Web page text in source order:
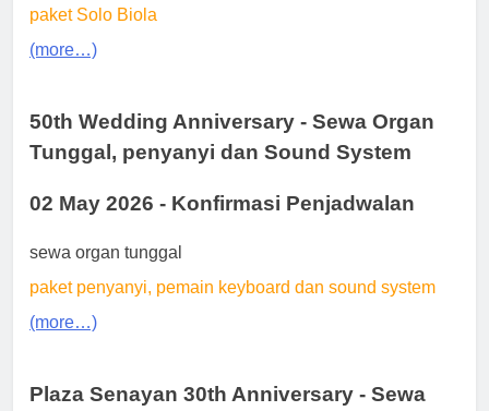
paket Solo Biola
(more…)
50th Wedding Anniversary - Sewa Organ
Tunggal, penyanyi dan Sound System
02 May 2026 - Konfirmasi Penjadwalan
sewa organ tunggal
paket penyanyi, pemain keyboard dan sound system
(more…)
Plaza Senayan 30th Anniversary - Sewa